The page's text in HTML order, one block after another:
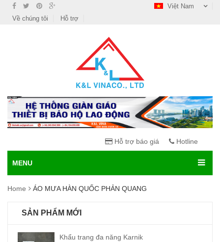
Việt Nam
Về chúng tôi
Hỗ trợ
Hỗ trợ báo giá Hotline
MENU
Home ÁO MƯA HÀN QUỐC PHẢN QUANG
SẢN PHẨM MỚI
Khẩu trang đa năng Karnik